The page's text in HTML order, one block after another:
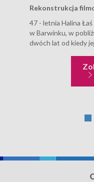
Rekonstrukcja
47 - letnia Halina
w Barwinku, w
dwóch lat od kiedy
odrzucając
umieszczenia ich w...